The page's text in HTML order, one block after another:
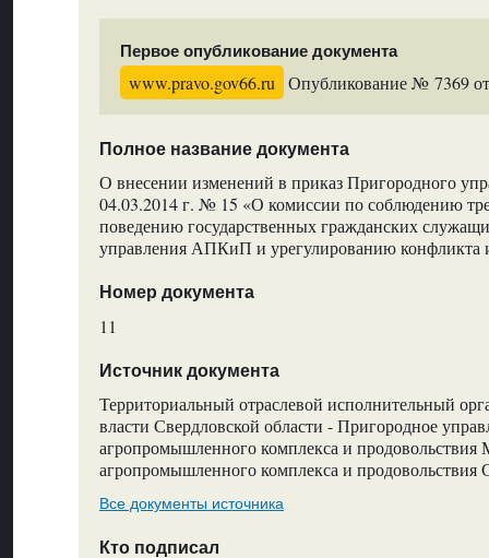
Первое опубликование документа
www.pravo.gov66.ru Опубликование № 7369
Полное название документа
О внесении изменений в приказ Пригородного
04.03.2014 г. № 15 «О комиссии по соблюдению
поведению государственных гражданских
управления АПКиП и урегулированию конфликта
Номер документа
11
Источник документа
Территориальный отраслевой исполнительный
власти Свердловской области - Пригородное
агропромышленного комплекса и продовольствия
агропромышленного комплекса и продовольствия
Все документы источника
Кто подписал